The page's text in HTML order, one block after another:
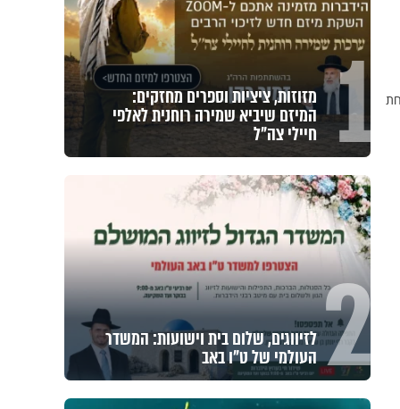
1 מזוזות, ציציות וספרים מחזקים:
המיזם שיביא שמירה רוחנית לאלפי
חיילי צה"ל
2 לזיווגים, שלום בית וישועות: המשדר
העולמי של ט"ו באב